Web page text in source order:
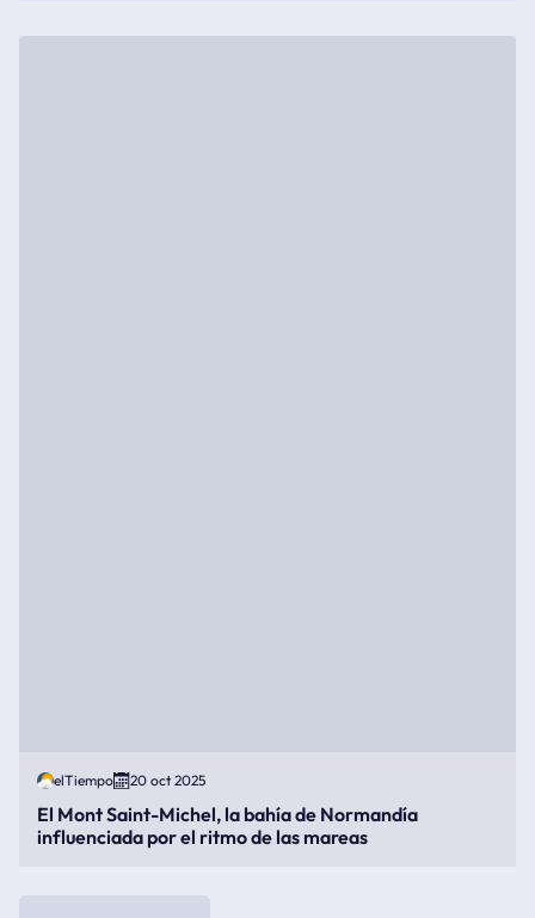
elTiempo 20 oct 2025
El Mont Saint-Michel, la bahía de Normandía
influenciada por el ritmo de las mareas